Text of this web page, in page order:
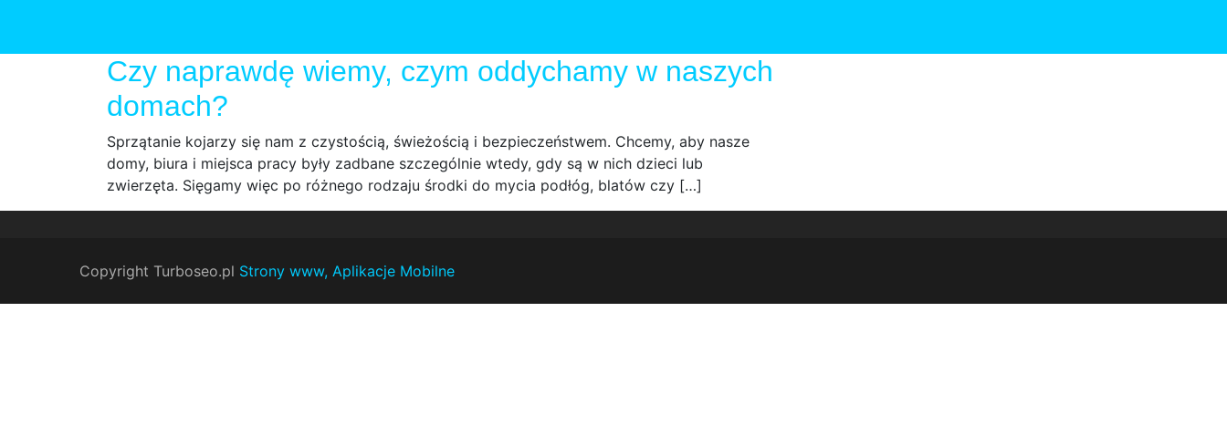
Czy naprawdę wiemy, czym oddychamy w naszych
domach?
Sprzątanie kojarzy się nam z czystością, świeżością i bezpieczeństwem. Chcemy, aby nasze
domy, biura i miejsca pracy były zadbane szczególnie wtedy, gdy są w nich dzieci lub
zwierzęta. Sięgamy więc po różnego rodzaju środki do mycia podłóg, blatów czy […]
Copyright Turboseo.pl Strony www, Aplikacje Mobilne